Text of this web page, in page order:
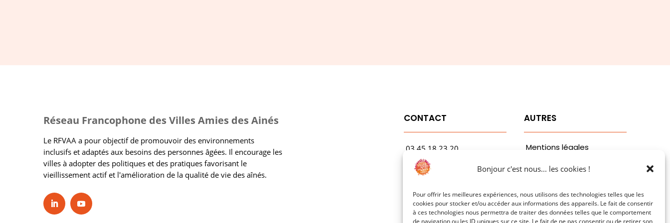
Bonjour c'est nous... les cookies !
Pour offrir les meilleures expériences, nous utilisons des technologies telles que les
cookies pour stocker et/ou accéder aux informations des appareils. Le fait de consentir
à ces technologies nous permettra de traiter des données telles que le comportement
de navigation ou les ID uniques sur ce site. Le fait de ne pas consentir ou de retirer son
Réseau Francophone des Villes Amies des Ainés
Le RFVAA a pour objectif de promouvoir des environnements
inclusifs et adaptés aux besoins des personnes âgées. Il encourage les
villes à adopter des politiques et des pratiques favorisant le
vieillissement actif et l'amélioration de la qualité de vie des aînés.
CONTACT
03.45.18.23.20
contact@rfvaa.com
1 Avenue Garibaldi
AUTRES
Mentions légales
Politiques de